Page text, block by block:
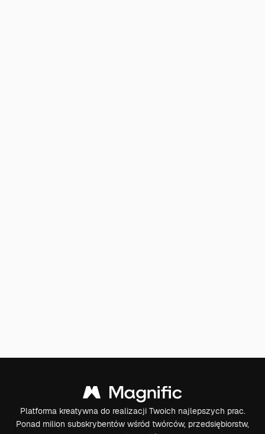
Platforma kreatywna do realizacji Twoich najlepszych prac.
Ponad milion subskrybentów wśród twórców, przedsiębiorstw,